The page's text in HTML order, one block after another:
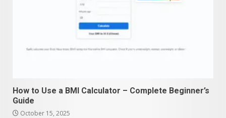
How to Use a BMI Calculator – Complete Beginner’s
Guide
October 15, 2025